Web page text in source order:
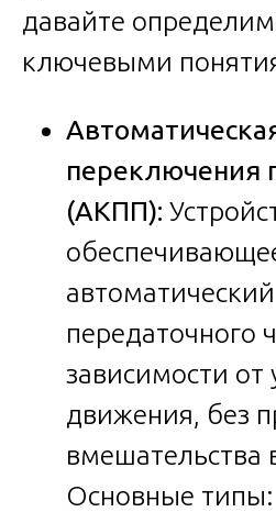
давайте
ключевыми
переключения
(АКПП):
передаточного
зависимости от
движения, без
вмешательства
Основные типы: